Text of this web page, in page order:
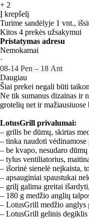
+ 2
Į krepšelį
Turime sandėlyje 1 vnt.,
Kitos 4 prekės užsakymui
Pristatymas adresu
Nemokamai
·
08‑14 Pen – 18 Ant
Daugiau
Šiai prekei negali būti
Ne tik sumanus dizainas ir
grotelių net ir mažiausiuose
LotusGrill privalumai:
– grilis be dūmų, skirtas
– tinka naudoti
– be kvapo, nesudaro
– tylus ventiliatorius,
– išorinė sienelė neįkaista,
– apsauginiai spaustukai
– grilį galima greitai
– 180 g medžio anglių
– LotusGrill medžio anglys
– LotusGrill gelinis degiklis